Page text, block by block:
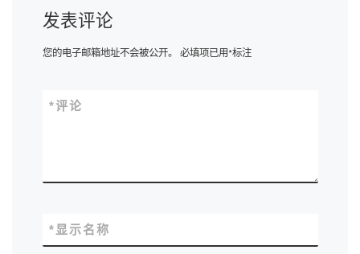
发表评论
您的电子邮箱地址不会被公开。 必填项已用*标注
评论
*
显示名称
*